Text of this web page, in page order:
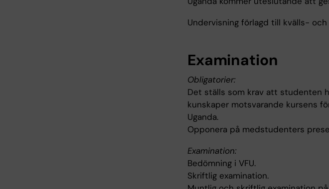
Undervisning förlagd till kvälls-
Examination
Obligatorier:
Det ställs som krav att studenten
kunskaper motsvarande kursens
Uganda.
Opponera på medstudenters
Examination:
Bedömning i VFU.
Skriftlig examination.